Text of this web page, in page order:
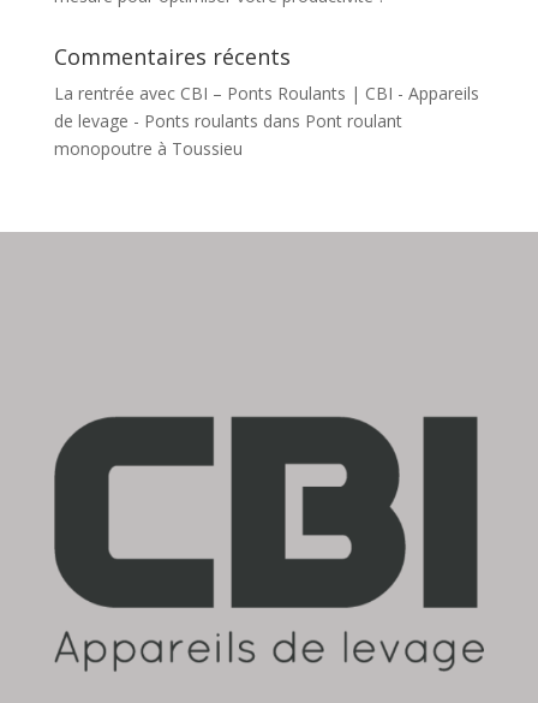
Commentaires récents
La rentrée avec CBI – Ponts Roulants | CBI - Appareils
de levage - Ponts roulants dans Pont roulant
monopoutre à Toussieu